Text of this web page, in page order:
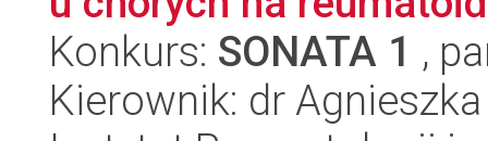
Konkurs: SONATA 1 ,
Kierownik: dr